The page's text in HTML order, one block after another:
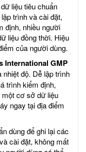
liệu tiêu chuẩn
trình và cài đặt,
định, nhiều người
liệu đồng thời. Hiệu
của người dùng.
International GMP
nhiệt độ. Dễ lập trình
trình kiểm định,
một cơ sở dữ liệu
ngay tại địa điểm
dùng để ghi lại các
cài đặt, không mất